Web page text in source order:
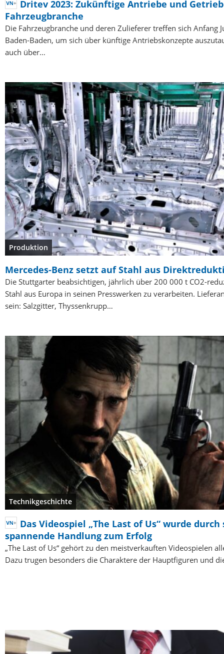
Dritev 2023: Zukünftige Antriebe und
Fahrzeugbranche
Die Fahrzeugbranche und deren Zulieferer treffen sich Anfang
Baden-Baden, um sich über künftige Antriebskonzepte
auch über…
Produktion
Mercedes-Benz setzt auf Stahl aus
Die Stuttgarter beabsichtigen, jährlich über 200 000 t CO2-
Stahl aus Europa in seinen Presswerken zu verarbeiten.
sein: Salzgitter, Thyssenkrupp…
Technikgeschichte
Das Videospiel „The Last of Us“ wurde durch
spannende Handlung zum Erfolg
„The Last of Us“ gehört zu den meistverkauften Videospielen
Dazu trugen besonders die Charaktere der Hauptfiguren und